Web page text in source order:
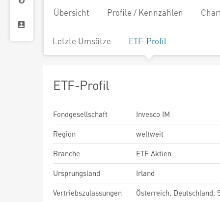
Übersicht Profile / Kennzahlen
Letzte Umsätze ETF-Profil
ETF-Profil
Fondgesellschaft
Invesco IM
Region
weltweit
Branche
ETF Aktien
Ursprungsland
Irland
Vertriebszulassungen
Österreich, Deutschland,